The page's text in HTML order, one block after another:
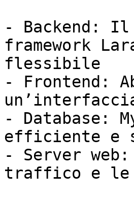
- Backend:
framework
flessibile
- Frontend:
- Database:
efficiente e
- Server
traffico e le